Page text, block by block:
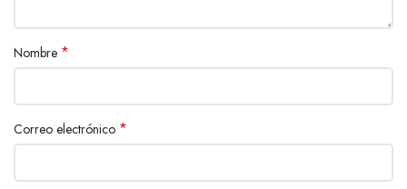
Nombre *
Correo electrónico *